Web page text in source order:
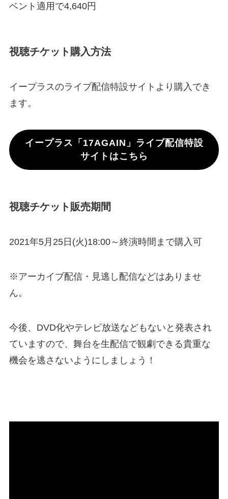
ベント適用で4,640円
視聴チケット購入方法
イープラスのライブ配信特設サイトより購入でき
ます。
イープラス「17AGAIN」ライブ配信特設
サイトはこちら
視聴チケット販売期間
2021年5月25日(火)18:00～終演時間まで購入可
※アーカイブ配信・見逃し配信などはありませ
ん。
今後、DVD化やテレビ放送などもないと発表され
ていますので、舞台を生配信で観劇できる貴重な
機会を逃さないようにしましょう！